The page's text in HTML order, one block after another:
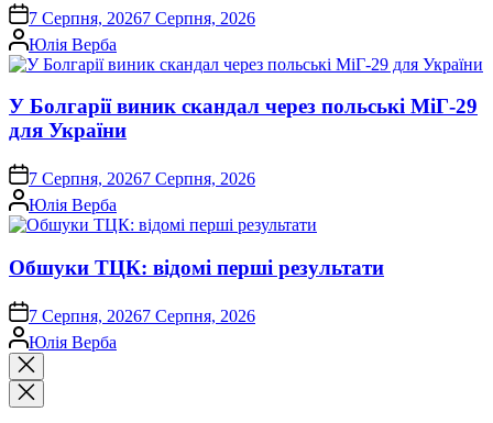
on 7 Серпня, 20267 Серпня, 2026
Опубліковано
Юлія Верба
У Болгарії виник скандал через польські МіГ-29
для України
on 7 Серпня, 20267 Серпня, 2026
Опубліковано
Юлія Верба
Обшуки ТЦК: відомі перші результати
on 7 Серпня, 20267 Серпня, 2026
Опубліковано
Юлія Верба
Закрити
пошук